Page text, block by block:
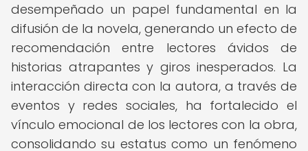
desempeñado un papel fundamental en la
difusión de la novela, generando un efecto de
recomendación entre lectores ávidos de
historias atrapantes y giros inesperados. La
interacción directa con la autora, a través de
eventos y redes sociales, ha fortalecido el
vínculo emocional de los lectores con la obra,
consolidando su estatus como un fenómeno